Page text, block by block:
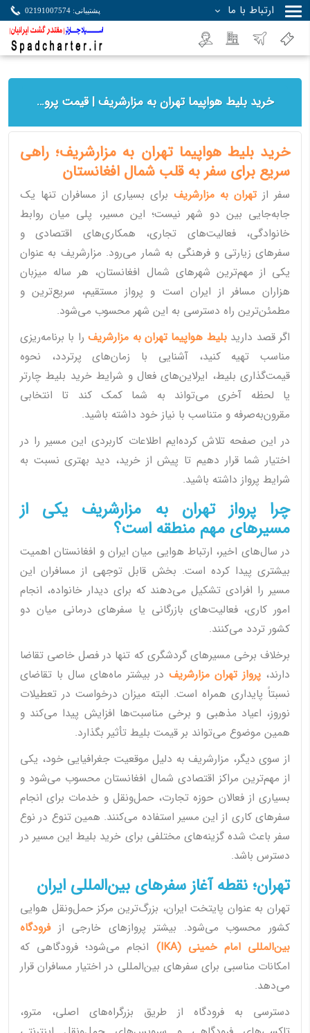
ارتباط با ما پشتیبانی: 02191007574
خرید بلیط هواپیما تهران به مزارشریف | قیمت پرواز در اسپادچارتر
خرید بلیط هواپیما تهران به مزارشریف؛ راهی
سریع برای سفر به قلب شمال افغانستان
سفر از تهران به مزارشریف برای بسیاری از مسافران تنها یک
جابه‌جایی بین دو شهر نیست؛ این مسیر، پلی میان روابط
خانوادگی، فعالیت‌های تجاری، همکاری‌های اقتصادی و
سفرهای زیارتی و فرهنگی به شمار می‌رود. مزارشریف به عنوان
یکی از مهم‌ترین شهرهای شمال افغانستان، هر ساله میزبان
هزاران مسافر از ایران است و پرواز مستقیم، سریع‌ترین و
مطمئن‌ترین راه دسترسی به این شهر محسوب می‌شود.
اگر قصد داریدبلیط هواپیما تهران به مزارشریفرا با برنامه‌ریزی
مناسب تهیه کنید، آشنایی با زمان‌های پرتردد، نحوه
قیمت‌گذاری بلیط، ایرلاین‌های فعال و شرایط خرید بلیط چارتر
یا لحظه آخری می‌تواند به شما کمک کند تا انتخابی
مقرون‌به‌صرفه و متناسب با نیاز خود داشته باشید.
در این صفحه تلاش کرده‌ایم اطلاعات کاربردی این مسیر را در
اختیار شما قرار دهیم تا پیش از خرید، دید بهتری نسبت به
شرایط پرواز داشته باشید.
چرا پرواز تهران به مزارشریف یکی از
مسیرهای مهم منطقه است؟
در سال‌های اخیر، ارتباط هوایی میان ایران و افغانستان اهمیت
بیشتری پیدا کرده است. بخش قابل توجهی از مسافران این
مسیر را افرادی تشکیل می‌دهند که برای دیدار خانواده، انجام
امور کاری، فعالیت‌های بازرگانی یا سفرهای درمانی میان دو
کشور تردد می‌کنند.
برخلاف برخی مسیرهای گردشگری که تنها در فصل خاصی تقاضا
دارند، پرواز تهران مزارشریف در بیشتر ماه‌های سال با تقاضای
نسبتاً پایداری همراه است. البته میزان درخواست در تعطیلات
نوروز، اعیاد مذهبی و برخی مناسبت‌ها افزایش پیدا می‌کند و
همین موضوع می‌تواند بر قیمت بلیط تأثیر بگذارد.
از سوی دیگر، مزارشریف به دلیل موقعیت جغرافیایی خود، یکی
از مهم‌ترین مراکز اقتصادی شمال افغانستان محسوب می‌شود و
بسیاری از فعالان حوزه تجارت، حمل‌ونقل و خدمات برای انجام
سفرهای کاری از این مسیر استفاده می‌کنند. همین تنوع در نوع
سفر باعث شده گزینه‌های مختلفی برای خرید بلیط این مسیر در
دسترس باشد.
تهران؛ نقطه آغاز سفرهای بین‌المللی ایران
تهران به عنوان پایتخت ایران، بزرگ‌ترین مرکز حمل‌ونقل هوایی
کشور محسوب می‌شود. بیشتر پروازهای خارجی ازفرودگاه
بین‌المللی امام خمینی (IKA)
انجام می‌شود؛ فرودگاهی که
امکانات مناسبی برای سفرهای بین‌المللی در اختیار مسافران قرار
می‌دهد.
دسترسی به فرودگاه از طریق بزرگراه‌های اصلی، مترو،